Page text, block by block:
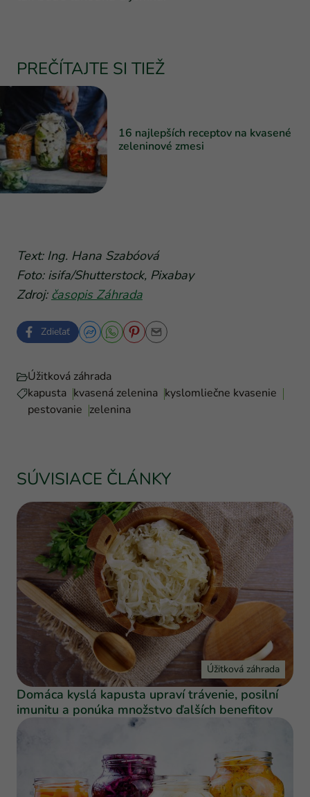
PREČÍTAJTE SI TIEŽ
16 najlepších receptov na kvasené
zeleninové zmesi
Text: Ing. Hana Szabóová
Foto: isifa/Shutterstock, Pixabay
Zdroj: časopis Záhrada
Zdieľať
Úžitková záhrada
kapusta kvasená zelenina kyslomliečne kvasenie
pestovanie zelenina
SÚVISIACE ČLÁNKY
Úžitková záhrada
Domáca kyslá kapusta upraví trávenie, posilní
imunitu a ponúka množstvo ďalších benefitov